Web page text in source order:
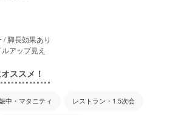
/ 脚長効果あり
アップ見え
ススメ！
中・マタニティ レストラン・1.5次会